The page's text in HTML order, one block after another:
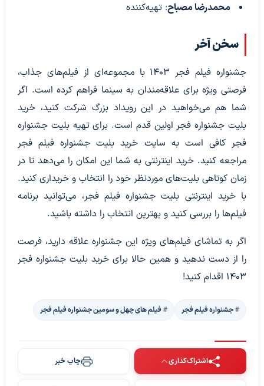
محمدرضا مصباح: تهیه‌کننده
​سخن آخر
جشنواره فیلم فجر ۱۴۰۳ با مجموعه‌ای از فیلم‌های جذاب،
فرصتی ویژه برای علاقه‌مندان به سینما فراهم کرده است. اگر
شما هم می‌خواهید در این رویداد بزرگ شرکت کنید، خرید
بلیت جشنواره فجر اولین قدم است. برای تهیه بلیت جشنواره
فجر کافی است به سایت خرید بلیت جشنواره فیلم فجر
مراجعه کنید. خرید اینترنتی به شما این امکان را می‌دهد تا در
زمان کوتاهی بلیت‌های موردنظر خود را انتخاب و خریداری کنید.
با خرید اینترنتی بلیت جشنواره فیلم فجر، می‌توانید برنامه
فیلم‌ها را بررسی کنید و بهترین انتخاب را داشته باشید.
اگر به تماشای فیلم‌های ویژه این جشنواره علاقه دارید، فرصت
را از دست ندهید و همین حالا برای خرید بلیت جشنواره فجر
۱۴۰۳ اقدام کنید!
جشنواره فیلم فجر فیلم های چهل و سومین جشنواره فیلم فجر
اشتراک‌گذاری چاپ خبر